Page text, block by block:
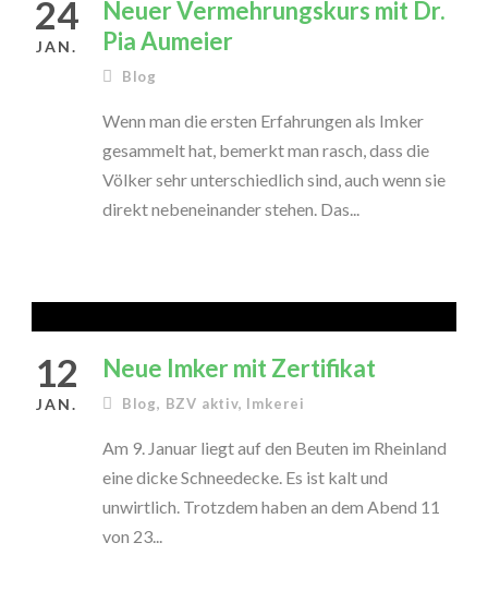
24
JAN.
Neuer Vermehrungskurs mit Dr.
Pia Aumeier
Blog
Wenn man die ersten Erfahrungen als Imker
gesammelt hat, bemerkt man rasch, dass die
Völker sehr unterschiedlich sind, auch wenn sie
direkt nebeneinander stehen. Das...
12
JAN.
Neue Imker mit Zertifikat
Blog, BZV aktiv, Imkerei
Am 9. Januar liegt auf den Beuten im Rheinland
eine dicke Schneedecke. Es ist kalt und
unwirtlich. Trotzdem haben an dem Abend 11
von 23...